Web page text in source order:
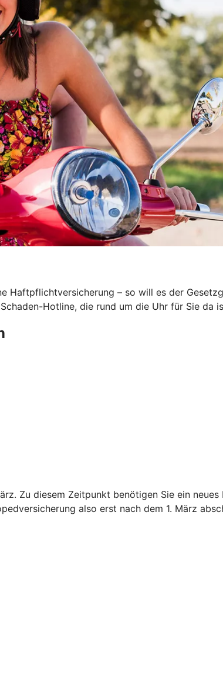
Haftpflichtversicherung – so will es der
Hotline, die rund um die Uhr für Sie da
Zu diesem Zeitpunkt benötigen Sie ein
also erst nach dem 1. März